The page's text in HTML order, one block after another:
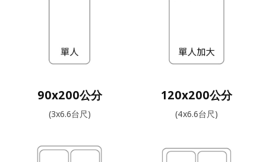
90x200公分
(3x6.6台尺)
120x200公分
(4x6.6台尺)